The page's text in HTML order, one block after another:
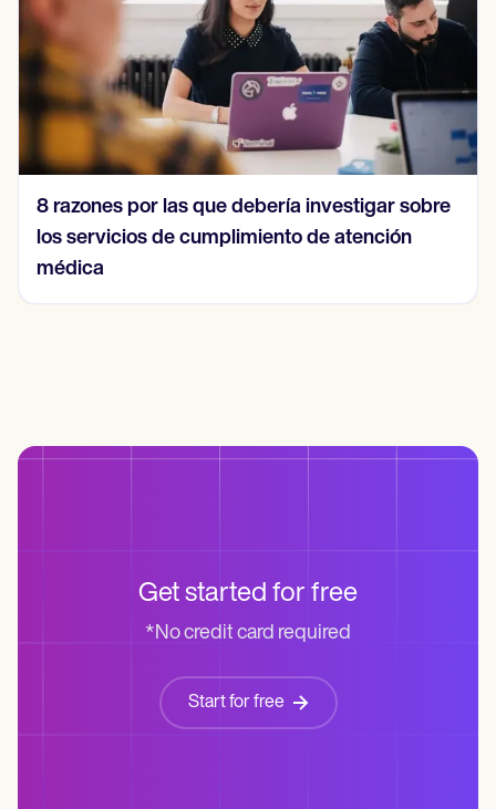
8 razones por las que debería investigar sobre
los servicios de cumplimiento de atención
médica
Get started for free
*No credit card required
Start for free